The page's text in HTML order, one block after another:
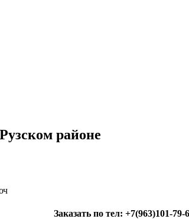
районе
Заказать по тел: +7(963)101-79-